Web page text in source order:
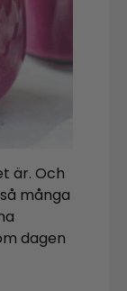
är. Och
många
dagen